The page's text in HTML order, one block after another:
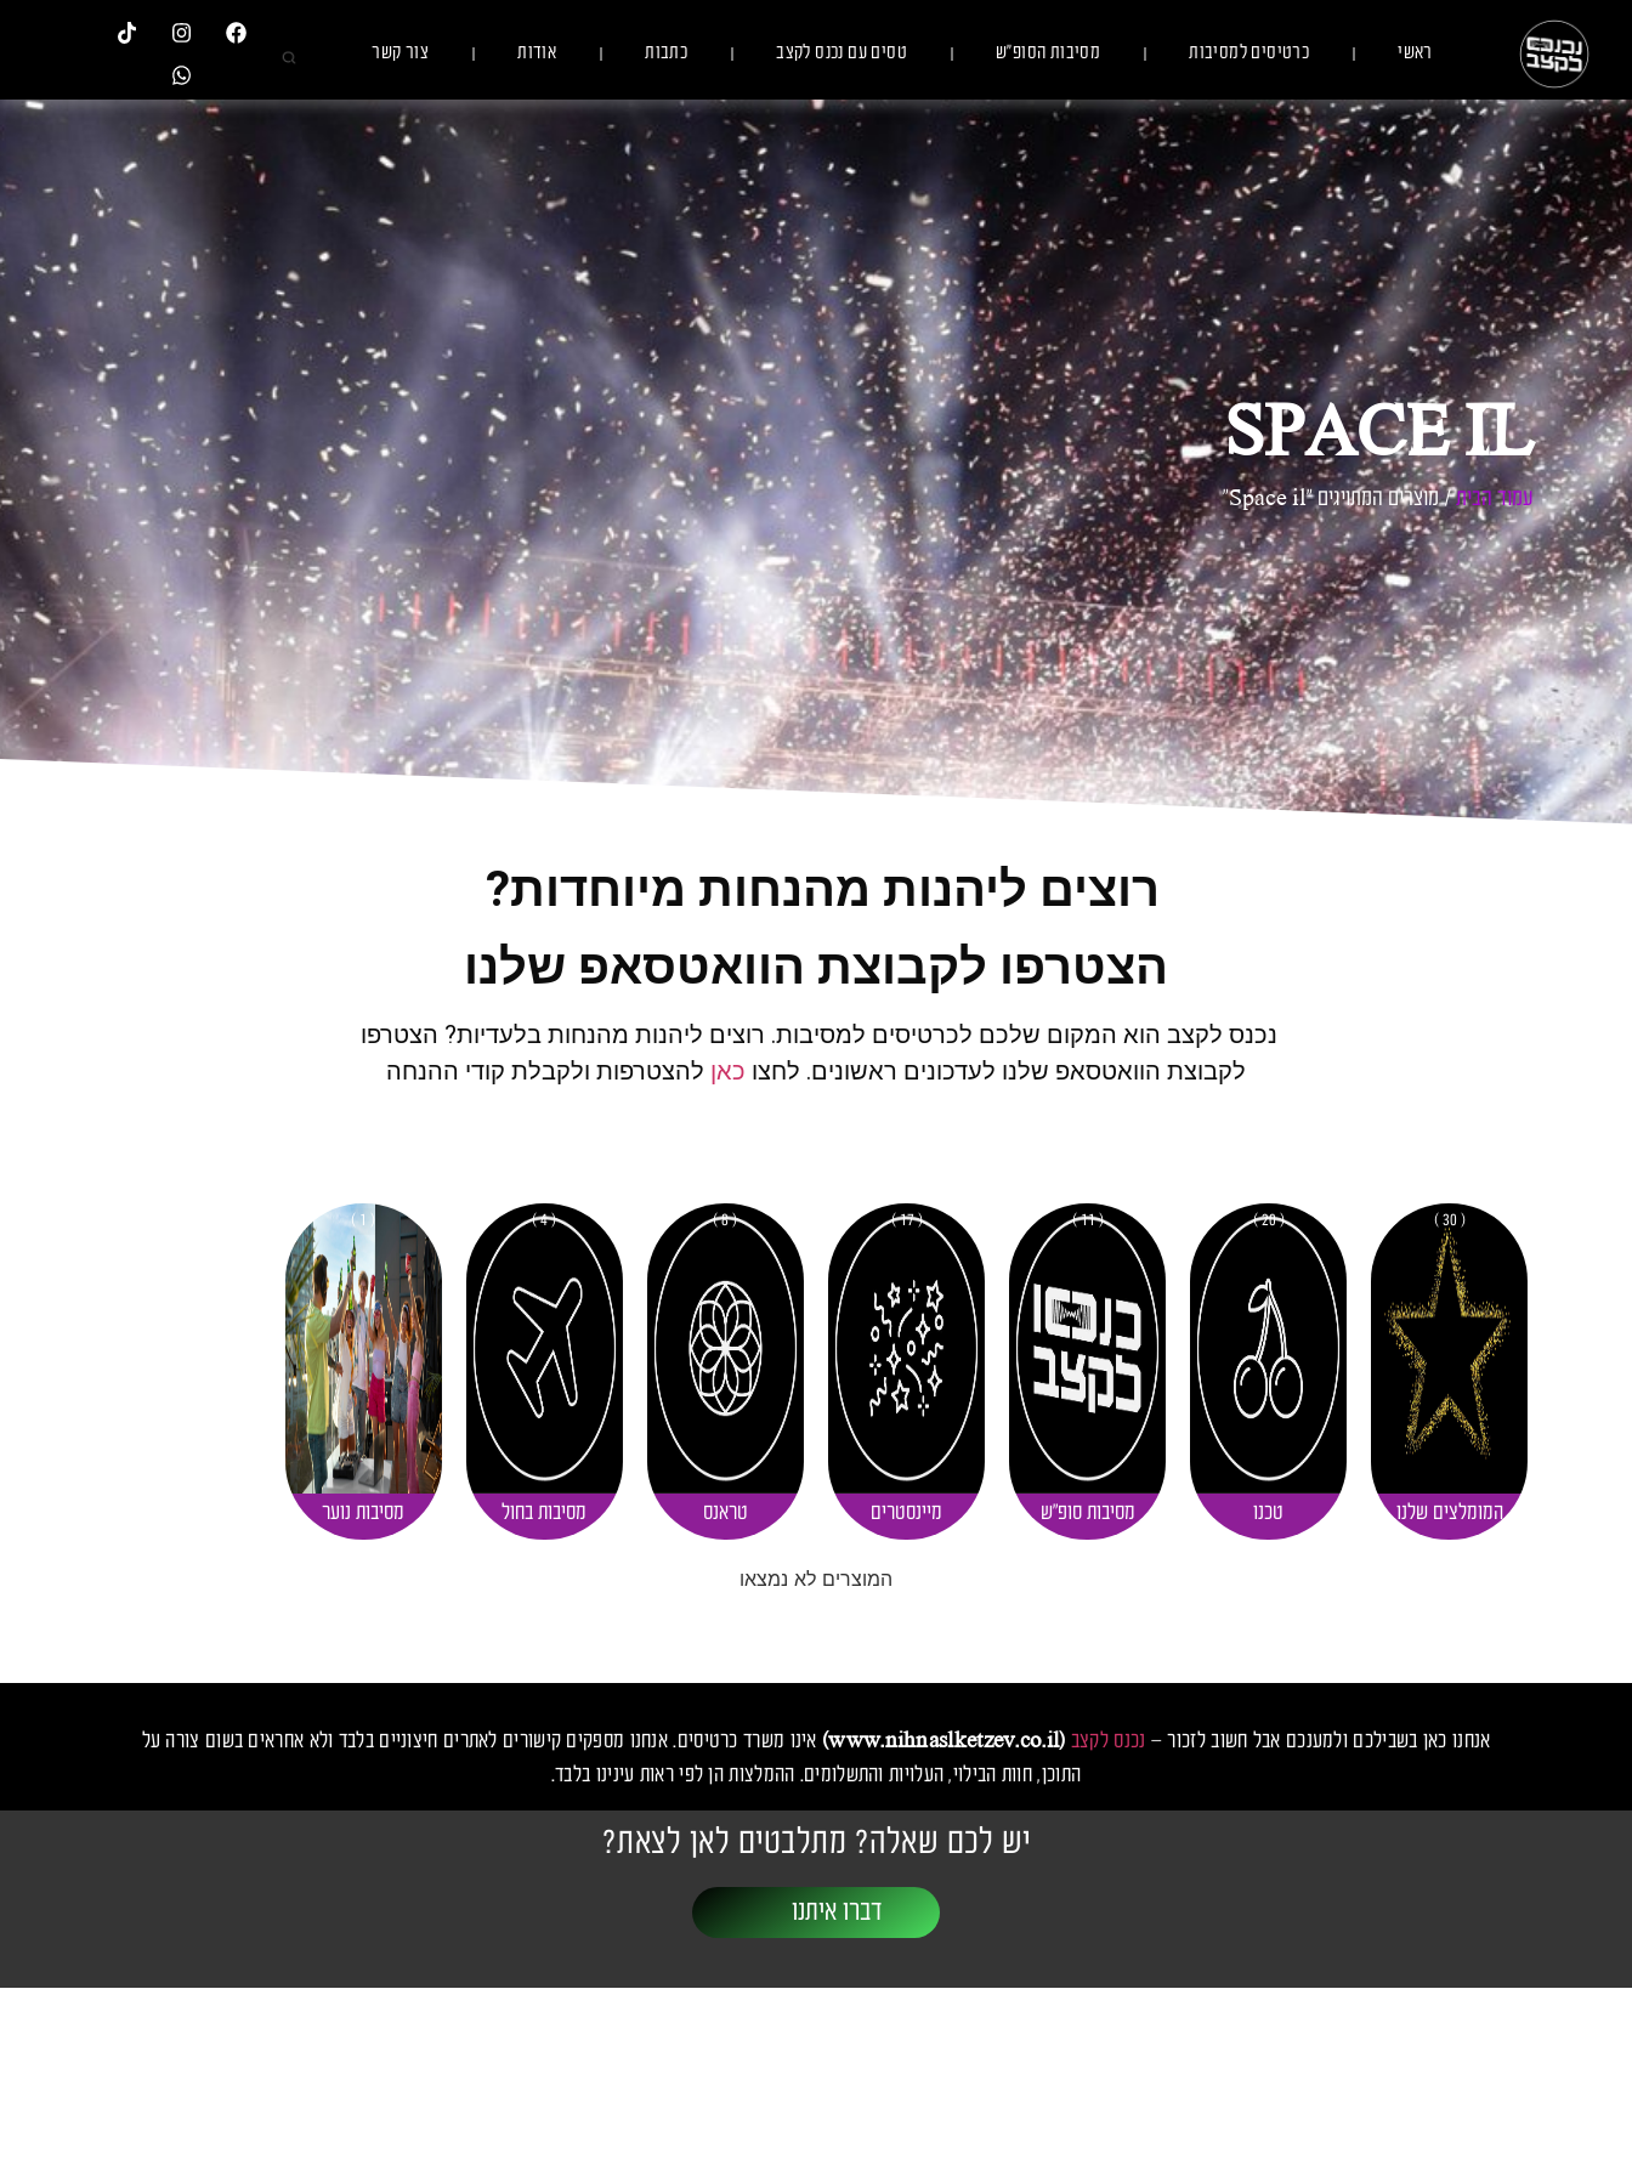
ראשי כרטיסים למסיבות מסיבות הסופ״ש טסים עם נכנס לקצב כתבות אודות צור קשר
SPACE IL
עמוד הבית/ מוצרים המתויגים “Space il”
רוצים ליהנות מהנחות מיוחדות?
הצטרפו לקבוצת הוואטסאפ שלנו
נכנס לקצב הוא המקום שלכם לכרטיסים למסיבות. רוצים ליהנות מהנחות בלעדיות? הצטרפו
לקבוצת הוואטסאפ שלנו לעדכונים ראשונים. לחצו כאן להצטרפות ולקבלת קודי ההנחה
( 30 )
המומלצים שלנו
( 20 )
טכנו
( 11 )
מסיבות סופ"ש
( 17 )
מיינסטרים
( 8 )
טראנס
( 4 )
מסיבות בחול
( 1 )
מסיבות נוער
המוצרים לא נמצאו
אנחנו כאן בשבילכם ולמענכם אבל חשוב לזכור – נכנס לקצב (www.nihnaslketzev.co.il)
אינו משרד כרטיסים. אנחנו מספקים קישורים לאתרים חיצוניים בלבד ולא אחראים בשום צורה על
התוכן, חוות הבילוי, העלויות והתשלומים. ההמלצות הן לפי ראות עינינו בלבד.
יש לכם שאלה? מתלבטים לאן לצאת?
דברו איתנו